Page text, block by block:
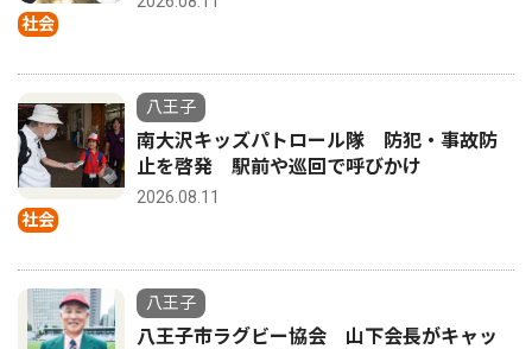
社会
社会
八王子
南大沢キッズパトロール隊 防犯・事故防
止を啓発 駅前や巡回で呼びかけ
2026.08.11
八王子
八王子市ラグビー協会 山下会長がキャッ